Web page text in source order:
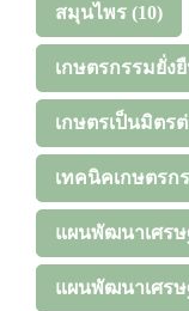
สมุนไพร (10)
เกษตรกรรมยั่ง
เกษตรเป็นมิตร
เทคนิคเกษตรก
แผนพัฒนาเศร
แผนพัฒนาเศร